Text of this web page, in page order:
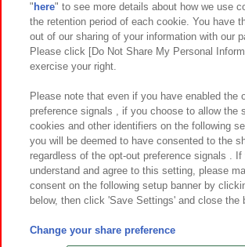
関連会社 サステナビリティ サイ
プライバシーポリシー ウェブアクセシビリテ
お取引先さまとともに
カスタマーハラスメント対応方針 よくあるご質
©Bandai Namco Amusement Inc.
©Bandai Namco Amusement Lab Inc.
" here" to see more details about how we use
the retention period of each cookie. You have
out of our sharing of your information with our
Please click [Do Not Share My Personal
exercise your right.
Please note that even if you have enabled the
preference signals , if you choose to allow the
cookies and other identifiers on the following
you will be deemed to have consented to the
regardless of the opt-out preference signals . If
understand and agree to this setting, please
consent on the following setup banner by
below, then click 'Save Settings' and close the
Change your share preference